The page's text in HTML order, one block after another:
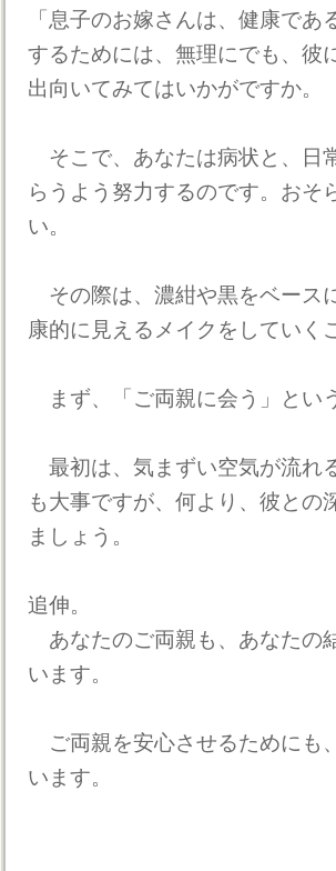
「息子のお嫁さんは、健康で
するためには、無理にでも、彼
出向いてみてはいかがですか。
そこで、あなたは病状と、日
らうよう努力するのです。おそ
い。
その際は、濃紺や黒をベース
康的に見えるメイクをしていく
まず、「ご両親に会う」とい
最初は、気まずい空気が流れ
も大事ですが、何より、彼との
ましょう。
追伸。
あなたのご両親も、あなたの
います。
ご両親を安心させるためにも
います。